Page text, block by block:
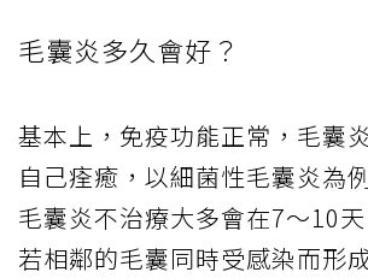
毛囊炎多久會好？
基本上，免疫功能正常，毛囊
自己痊癒，以細菌性毛囊炎為
毛囊炎不治療大多會在7～10
若相鄰的毛囊同時受感染而形